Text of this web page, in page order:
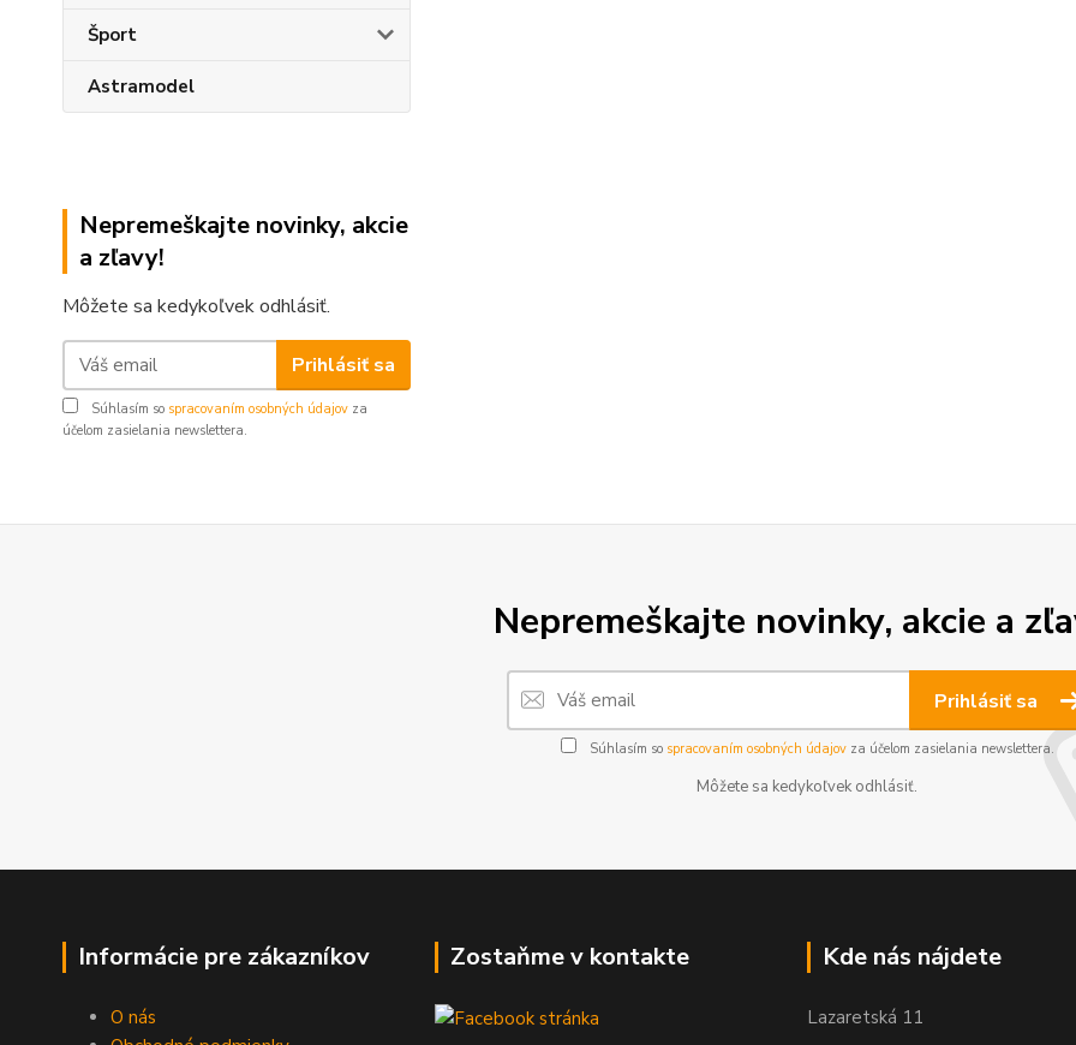
Šport
Astramodel
Nepremeškajte novinky, akcie
a zľavy!
Môžete sa kedykoľvek odhlásiť.
Prihlásiť sa
Súhlasím so spracovaním osobných údajov za
účelom zasielania newslettera.
Nepremeškajte novinky, akcie a
Prihlásiť sa
Súhlasím so spracovaním osobných údajovza účelom zasielania newslettera.
Môžete sa kedykoľvek odhlásiť.
Informácie pre zákazníkov
O nás
Zostaňme v kontakte Kde nás nájdete
Lazaretská 11